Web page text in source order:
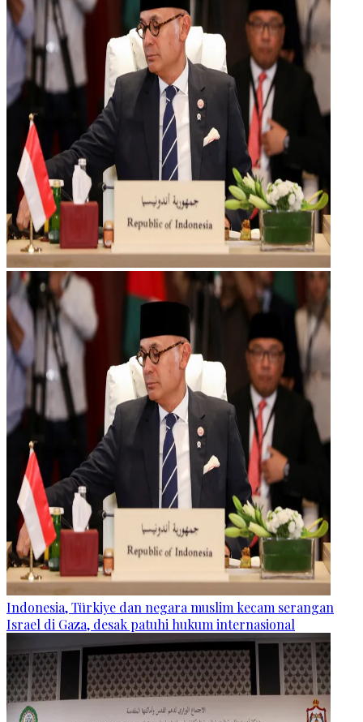
Indonesia, Türkiye dan negara muslim kecam serangan
Israel di Gaza, desak patuhi hukum internasional